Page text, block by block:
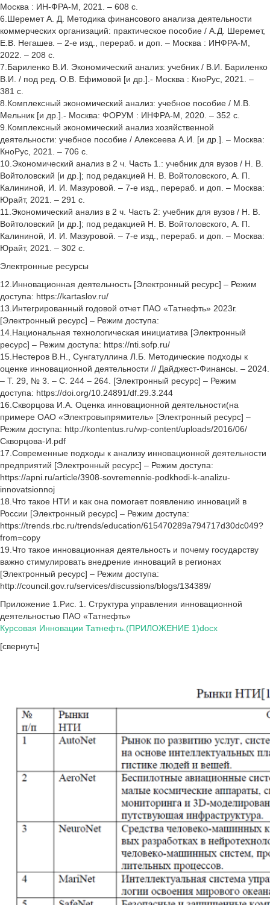
Москва : ИН-ФРА-М, 2021. – 608 с.
6.Шеремет А. Д. Методика финансового анализа деятельности
коммерческих организаций: практическое пособие / А.Д. Шеремет,
Е.В. Негашев. – 2-е изд., перераб. и доп. – Москва : ИНФРА-М,
2022. – 208 с.
7.Бариленко В.И. Экономический анализ: учебник / В.И. Бариленко
В.И. / под ред. О.В. Ефимовой [и др.].- Москва : КноРус, 2021. –
381 с.
8.Комплексный экономический анализ: учебное пособие / М.В.
Мельник [и др.].- Москва: ФОРУМ : ИНФРА-М, 2020. – 352 с.
9.Комплексный экономический анализ хозяйственной
деятельности: учебное пособие / Алексеева А.И. [и др.]. – Москва:
КноРус, 2021. – 706 с.
10.Экономический анализ в 2 ч. Часть 1.: учебник для вузов / Н. В.
Войтоловский [и др.]; под редакцией Н. В. Войтоловского, А. П.
Калининой, И. И. Мазуровой. – 7-е изд., перераб. и доп. – Москва:
Юрайт, 2021. – 291 с.
11.Экономический анализ в 2 ч. Часть 2: учебник для вузов / Н. В.
Войтоловский [и др.]; под редакцией Н. В. Войтоловского, А. П.
Калининой, И. И. Мазуровой. – 7-е изд., перераб. и доп. – Москва:
Юрайт, 2021. – 302 с.
Электронные ресурсы
12.Инновационная деятельность [Электронный ресурс] – Режим
доступа: https://kartaslov.ru/
13.Интегрированный годовой отчет ПАО «Татнефть» 2023г.
[Электронный ресурс] – Режим доступа:
14.Национальная технологическая инициатива [Электронный
ресурс] – Режим доступа: https://nti.sofp.ru/
15.Нестеров В.Н., Сунгатуллина Л.Б. Методические подходы к
оценке инновационной деятельности // Дайджест-Финансы. – 2024.
– Т. 29, № 3. – С. 244 – 264. [Электронный ресурс] – Режим
доступа: https://doi.org/10.24891/df.29.3.244
16.Скворцова И.А. Оценка инновационной деятельности(на
примере ОАО «Электровыпрямитель» [Электронный ресурс] –
Режим доступа: http://kontentus.ru/wp-content/uploads/2016/06/
Скворцова-И.pdf
17.Современные подходы к анализу инновационной деятельности
предприятий [Электронный ресурс] – Режим доступа:
https://apni.ru/article/3908-sovremennie-podkhodi-k-analizu-
innovatsionnoj
18.Что такое НТИ и как она помогает появлению инноваций в
России [Электронный ресурс] – Режим доступа:
https://trends.rbc.ru/trends/education/615470289a794717d30dc049?
from=copy
19.Что такое инновационная деятельность и почему государству
важно стимулировать внедрение инноваций в регионах
[Электронный ресурс] – Режим доступа:
http://council.gov.ru/services/discussions/blogs/134389/
Приложение 1.Рис. 1. Структура управления инновационной
деятельностью ПАО «Татнефть»
Курсовая Инновации Татнефть.(ПРИЛОЖЕНИЕ 1)docx
[свернуть]